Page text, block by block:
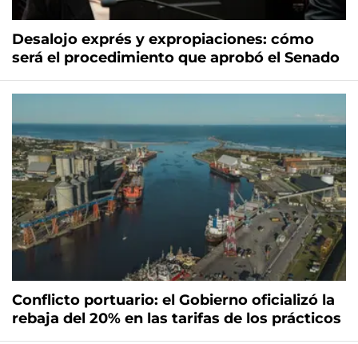
Desalojo exprés y expropiaciones: cómo
será el procedimiento que aprobó el Senado
Conflicto portuario: el Gobierno oficializó la
rebaja del 20% en las tarifas de los prácticos